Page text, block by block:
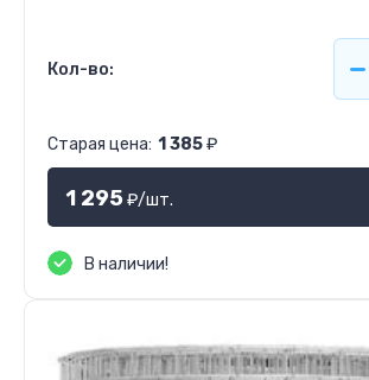
Кол-во:
Старая цена: 1 385₽
1 295₽/шт.
В наличии!